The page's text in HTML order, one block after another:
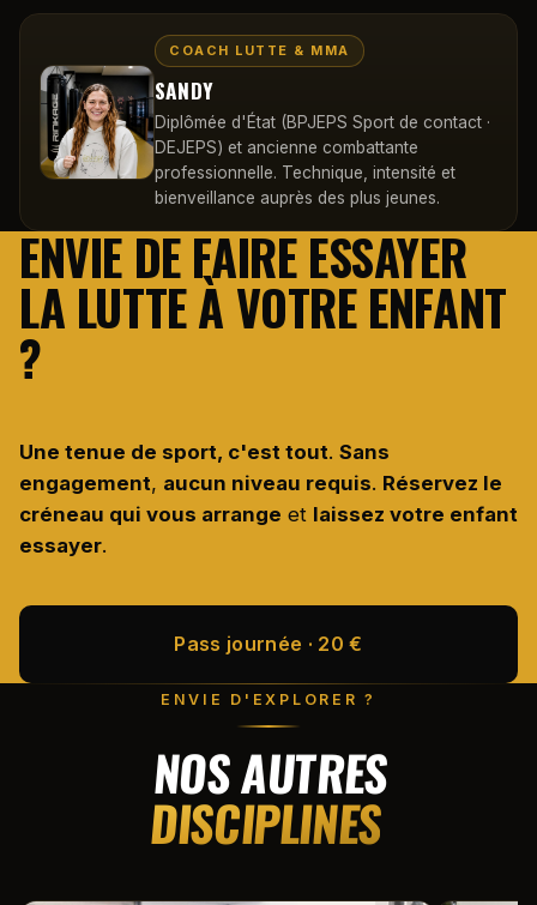
COACH LUTTE & MMA
SANDY
Diplômée d'État (BPJEPS Sport de contact ·
DEJEPS) et ancienne combattante
professionnelle. Technique, intensité et
bienveillance auprès des plus jeunes.
ENVIE DE FAIRE ESSAYER
LA LUTTE À VOTRE ENFANT
?
Une tenue de sport, c'est tout. Sans
engagement, aucun niveau requis. Réservez le
créneau qui vous arrange et laissez votre enfant
essayer.
Pass journée · 20 €
ENVIE D'EXPLORER ?
NOS AUTRES
DISCIPLINES